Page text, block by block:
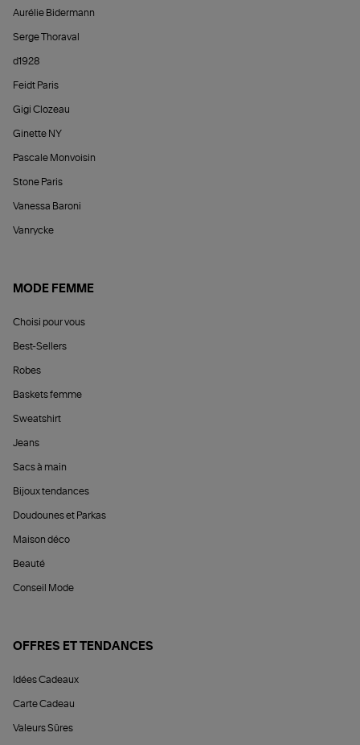
Aurélie Bidermann
Serge Thoraval
d1928
Feidt Paris
Gigi Clozeau
Ginette NY
Pascale Monvoisin
Stone Paris
Vanessa Baroni
Vanrycke
MODE FEMME
Choisi pour vous
Best-Sellers
Robes
Baskets femme
Sweatshirt
Jeans
Sacs à main
Bijoux tendances
Doudounes et Parkas
Maison déco
Beauté
Conseil Mode
OFFRES ET TENDANCES
Idées Cadeaux
Carte Cadeau
Valeurs Sûres